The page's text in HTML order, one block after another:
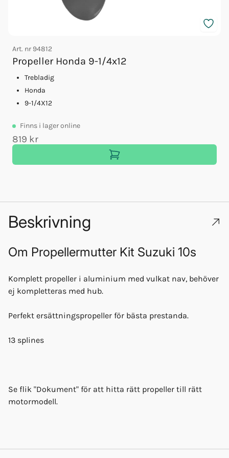
Art. nr 94812
Propeller Honda 9-1/4x12
Trebladig
Honda
9-1/4X12
Finns i lager online
819 kr
Beskrivning
Om Propellermutter Kit Suzuki 10s
Komplett propeller i aluminium med vulkat nav, behöver
ej kompletteras med hub.
Perfekt ersättningspropeller för bästa prestanda.
13 splines
Se flik "Dokument" för att hitta rätt propeller till rätt
motormodell.